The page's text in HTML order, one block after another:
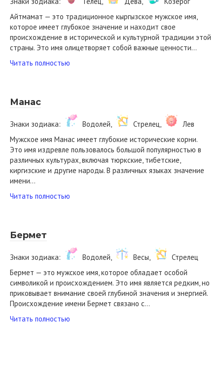
Айтмамат — это традиционное кыргызское мужское имя,
которое имеет глубокое значение и находит свое
происхождение в исторической и культурной традиции этой
страны. Это имя олицетворяет собой важные ценности…
Читать полностью
Манас
Знаки зодиака: Водолей, Стрелец,
Лев
Мужское имя Манас имеет глубокие исторические корни.
Это имя издревле пользовалось большой популярностью в
различных культурах, включая тюркские, тибетские,
киргизские и другие народы. В различных языках значение
имени…
Читать полностью
Бермет
Знаки зодиака: Водолей, Весы,
Стрелец
Бермет — это мужское имя, которое обладает особой
символикой и происхождением. Это имя является редким, но
приковывает внимание своей глубиной значения и энергией.
Происхождение имени Бермет связано с…
Читать полностью